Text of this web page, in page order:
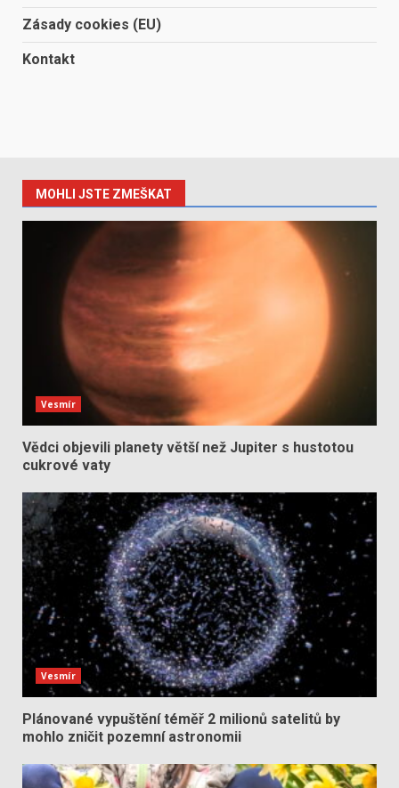
Zásady cookies (EU)
Kontakt
MOHLI JSTE ZMEŠKAT
Vesmír
Vědci objevili planety větší než Jupiter s hustotou
cukrové vaty
Vesmír
Plánované vypuštění téměř 2 milionů satelitů by
mohlo zničit pozemní astronomii